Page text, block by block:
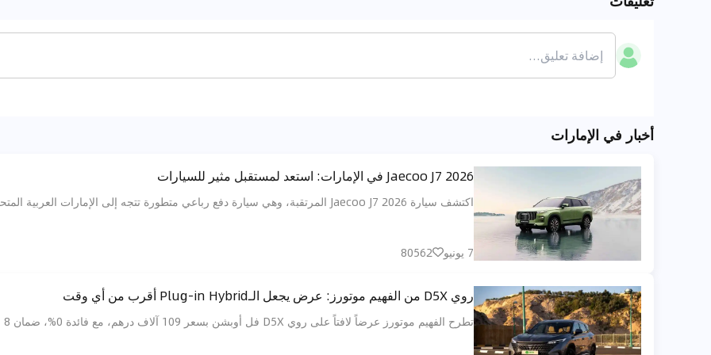
أخبار في الإمارات
Jaecoo J7 2026 في الإمارات: استعد لمستقبل مثير للسيارات
اكتشف سيارة Jaecoo J7 2026 المرتقبة، وهي سيارة دفع رباعي متطورة تتجه إلى الإمارات العربية المتحدة بتصميم جريء وتكنولوجيا متطورة وأداء متعدد الاستخدامات.
7 يونيو 80562
روي D5X من الفهيم موتورز: عرض يجعل الـPlug-in Hybrid أقرب من أي وقت
تطرح الفهيم موتورز عرضاً لافتاً على روي D5X فل أوبشن بسعر 109 آلاف درهم، مع فائدة 0%، ضمان 8 سنوات، وتسليم في نفس اليوم.